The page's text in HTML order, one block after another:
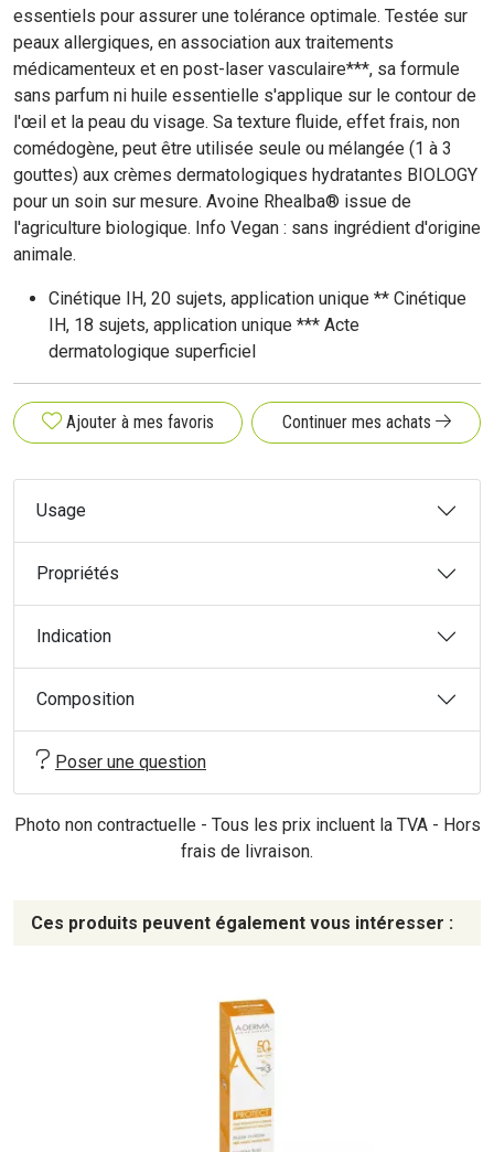
essentiels pour assurer une tolérance optimale. Testée sur
peaux allergiques, en association aux traitements
médicamenteux et en post-laser vasculaire***, sa formule
sans parfum ni huile essentielle s'applique sur le contour de
l'œil et la peau du visage. Sa texture fluide, effet frais, non
comédogène, peut être utilisée seule ou mélangée (1 à 3
gouttes) aux crèmes dermatologiques hydratantes BIOLOGY
pour un soin sur mesure. Avoine Rhealba® issue de
l'agriculture biologique. Info Vegan : sans ingrédient d'origine
animale.
Cinétique IH, 20 sujets, application unique ** Cinétique
IH, 18 sujets, application unique *** Acte
dermatologique superficiel
Ajouter à mes favoris Continuer mes achats
Usage
Propriétés
Indication
Composition
Poser une question
Photo non contractuelle - Tous les prix incluent la TVA - Hors
frais de livraison.
Ces produits peuvent également vous intéresser :